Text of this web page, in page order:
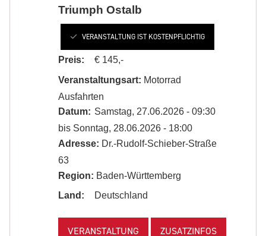
Triumph Ostalb
VERANSTALTUNG IST KOSTENPFLICHTIG
Preis:
€ 145,-
Veranstaltungsart: Motorrad
Ausfahrten
Datum: Samstag, 27.06.2026 - 09:30
bis Sonntag, 28.06.2026 - 18:00
Adresse: Dr.-Rudolf-Schieber-Straße
63
Region: Baden-Württemberg
Land:
Deutschland
VERANSTALTUNG ZUSATZINFOS